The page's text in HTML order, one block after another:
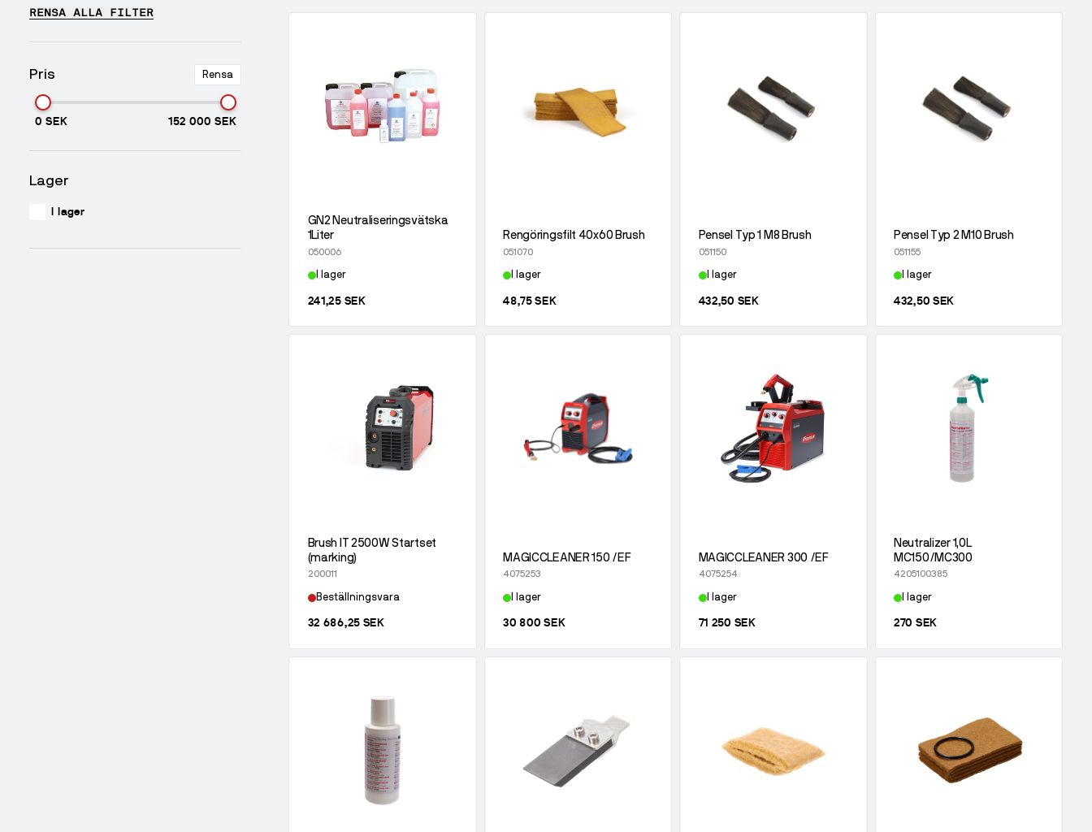
RENSA ALLA FILTER
Pris Rensa
0 SEK 152 000 SEK
Lager
I lager
GN2 Neutraliseringsvätska
1Liter
050006
I lager
241,25 SEK
Rengöringsfilt 40x60 Brush
051070
I lager
48,75 SEK
Pensel Typ 1 M8 Brush
051150
I lager
432,50 SEK
Pensel Typ 2 M10 Brush
051155
I lager
432,50 SEK
Brush IT 2500W Startset
(marking)
200011
Beställningsvara
32 686,25 SEK
MAGICCLEANER 150 /EF
4075253
I lager
30 800 SEK
MAGICCLEANER 300 /EF
4075254
I lager
71 250 SEK
Neutralizer 1,0L
MC150/MC300
4205100385
I lager
270 SEK